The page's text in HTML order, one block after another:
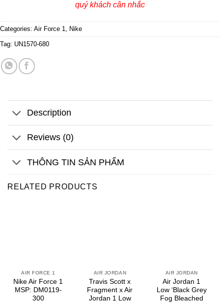
quý khách cân nhắc
Categories: Air Force 1 Nike
Tag: UN1570-680
Description
Reviews (0)
THÔNG TIN SẢN PHẨM
RELATED PRODUCTS
AIR FORCE 1
Nike Air Force 1
MSP: DM0119-
300
AIR JORDAN
Travis Scott x
Fragment x Air
Jordan 1 Low
AIR JORDAN
Air Jordan 1
Low ‘Black Grey
Fog Bleached